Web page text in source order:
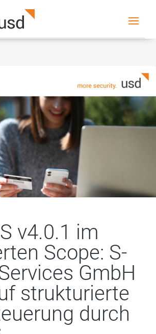
v4.0.1 im
Scope: S-
GmbH
strukturierte
durch